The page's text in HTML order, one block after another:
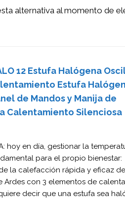
alternativa al momento de
12 Estufa Halógena
Estufa
de Mandos y Manija de
Calentamiento Silenciosa
hoy en día, gestionar la
para el propio bienestar:
la calefacción rápida y eficaz
Ardes con 3 elementos de
decir que una estufa sea